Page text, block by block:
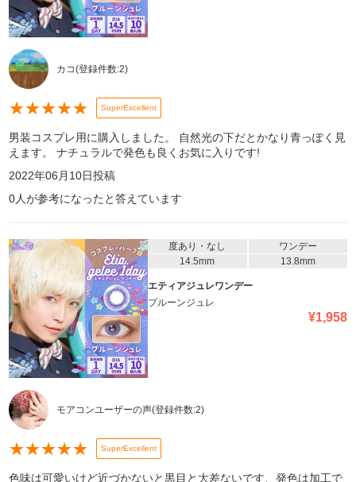
カコ(登録件数:2)
★★★★★ SuperExcellent
男装コスプレ用に購入しました。 自然光の下だとかなり青っぽく見
えます。 ナチュラルで発色も良くお気に入りです!
2022年06月10日投稿
0人が参考になったと答えています
度あり・なし
ワンデー
14.5mm
13.8mm
エティアジュレワンデー
プルーンジュレ
¥1,958
モアコンユーザーの声(登録件数:2)
★★★★★ SuperExcellent
色味は可愛いけど近づかないと黒目と大差ないです、発色は加工で